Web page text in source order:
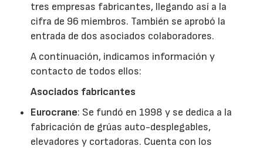
tres empresas fabricantes, llegando así a la
cifra de 96 miembros. También se aprobó la
entrada de dos asociados colaboradores.
A continuación, indicamos información y
contacto de todos ellos:
Asociados fabricantes
Eurocrane: Se fundó en 1998 y se dedica a la
fabricación de grúas auto-desplegables,
elevadores y cortadoras. Cuenta con los